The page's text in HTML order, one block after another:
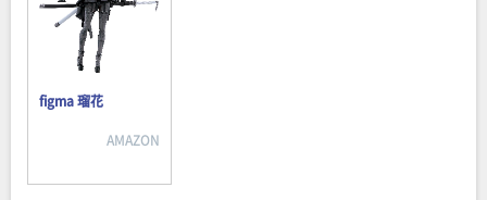
figma 瑠花
AMAZON